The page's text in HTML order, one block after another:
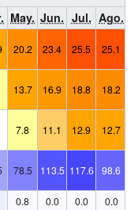
May. Jun. Jul. Ago.
20.2 23.4 25.5 25.1
13.7 16.9 18.8 18.2
7.8 11.1 12.9 12.7
78.5 113.5 117.6 98.6
0.8 0.0 0.0 0.0